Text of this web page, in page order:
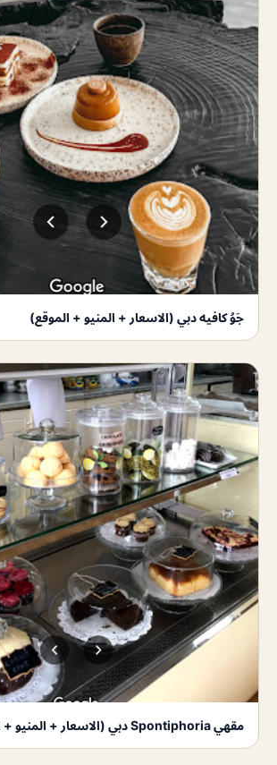
جَوُ كافيه دبي (الاسعار + المنيو + الموقع)
مقهي Spontiphoria دبي (الاسعار + المنيو + الموقع)